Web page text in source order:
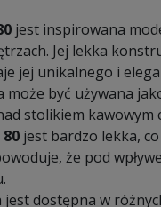
jest inspirowana
Jej lekka
jej unikalnego i
być używana
stolikiem kawowym
jest bardzo lekka,
że pod
jest dostępna w